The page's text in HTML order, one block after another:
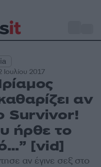
Ιουλίου 2017
αν
Survivor!
ήρθε το
[vid]
αν έγινε σεξ στο